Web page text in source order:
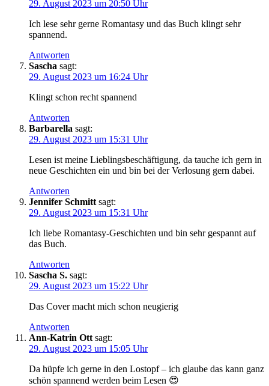
29. August 2023 um 20:50 Uhr
Ich lese sehr gerne Romantasy und das Buch klingt sehr
spannend.
Antworten
Sascha sagt:
29. August 2023 um 16:24 Uhr
Klingt schon recht spannend
Antworten
Barbarella sagt:
29. August 2023 um 15:31 Uhr
Lesen ist meine Lieblingsbeschäftigung, da tauche ich gern in
neue Geschichten ein und bin bei der Verlosung gern dabei.
Antworten
Jennifer Schmitt sagt:
29. August 2023 um 15:31 Uhr
Ich liebe Romantasy-Geschichten und bin sehr gespannt auf
das Buch.
Antworten
Sascha S. sagt:
29. August 2023 um 15:22 Uhr
Das Cover macht mich schon neugierig
Antworten
Ann-Katrin Ott sagt:
29. August 2023 um 15:05 Uhr
Da hüpfe ich gerne in den Lostopf – ich glaube das kann ganz
schön spannend werden beim Lesen 😍